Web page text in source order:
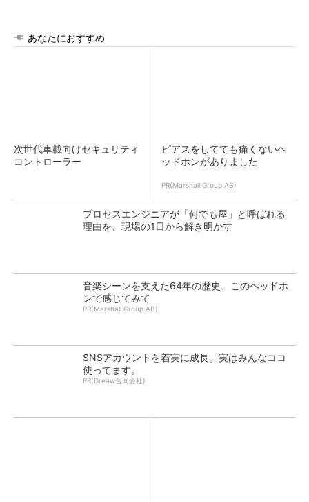
あなたにおすすめ
次世代車載向けセキュリティ
コントローラー
ピアスをしてても痛くないヘ
ッドホンがありました
PR(Marshall Group AB)
プロセスエンジニアが「何でも屋」と呼ばれる
理由を、現場の1日から解き明かす
音楽シーンを支えた64年の歴史、このヘッドホ
ンで感じてみて
PR(Marshall Group AB)
SNSアカウントを着実に成長。実はみんなココ
使ってます。
PR(Dreaw合同会社)